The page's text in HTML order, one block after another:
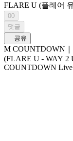
FLARE U (플레어
00
댓글
공유
M COUNTDOWN
(FLARE U - WAY 2 U) World No.1 Kpop Chart
COUNTDOWN Live Streaming: Every Thursday 6PM(KST) Pre-